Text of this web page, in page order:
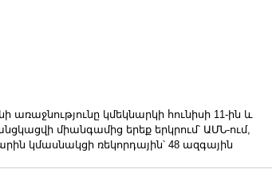
առաջնությունը կմեկնարկի հունիսի 11-ին և
միանգամից երեք երկրում՝ ԱՄՆ-ում,
կմասնակցի ռեկորդային՝ 48 ազգային